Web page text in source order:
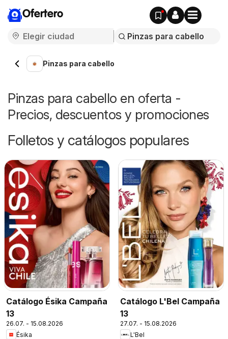
Ofertero
Pinzas para cabello
Pinzas para cabello en oferta -
Precios, descuentos y promociones
Folletos y catálogos populares
Catálogo Ésika Campaña
13
26.07. - 15.08.2026
Ésika
Catálogo L'Bel Campaña
13
27.07. - 15.08.2026
L'Bel